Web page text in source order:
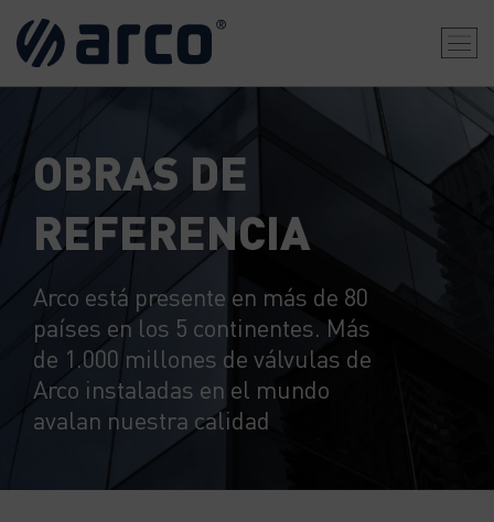
OBRAS DE
REFERENCIA
Arco está presente en más de 80
países en los 5 continentes. Más
de 1.000 millones de válvulas de
Arco instaladas en el mundo
avalan nuestra calidad